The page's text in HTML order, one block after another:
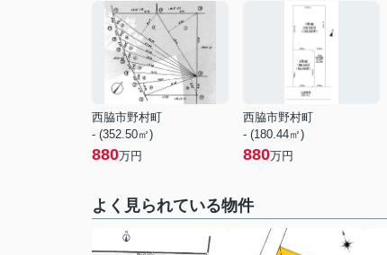
西脇市野村町
- (352.50㎡)
880万円
西脇市野村町
- (180.44㎡)
880万円
よく見られている物件